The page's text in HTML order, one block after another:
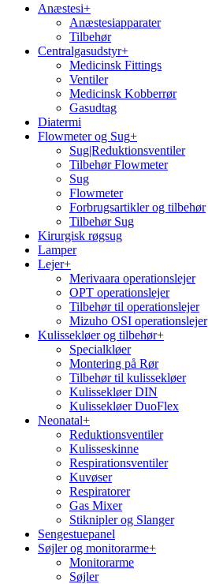
Anæstesi+
Anæstesiapparater
Tilbehør
Centralgasudstyr+
Medicinsk Fittings
Ventiler
Medicinsk Kobberrør
Gasudtag
Diatermi
Flowmeter og Sug+
Sug|Reduktionsventiler
Tilbehør Flowmeter
Sug
Flowmeter
Forbrugsartikler og tilbehør
Tilbehør Sug
Kirurgisk røgsug
Lamper
Lejer+
Merivaara operationslejer
OPT operationslejer
Tilbehør til operationslejer
Mizuho OSI operationslejer
Kulissekløer og tilbehør+
Specialkløer
Montering på Rør
Tilbehør til kulissekløer
Kulissekløer DIN
Kulissekløer DuoFlex
Neonatal+
Reduktionsventiler
Kulisseskinne
Respirationsventiler
Kuvøser
Respiratorer
Gas Mixer
Stiknipler og Slanger
Sengestuepanel
Søjler og monitorarme+
Monitorarme
Søjler